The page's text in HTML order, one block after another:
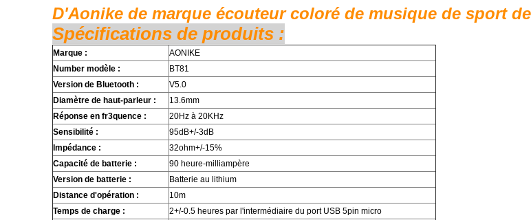
D'Aonike de marque écouteur coloré de musique de sport
Spécifications de produits :
Marque :
AONIKE
Number modèle :
BT81
Version de Bluetooth :
V5.0
Diamètre de haut-parleur :
13.6mm
Réponse en fr3quence :
20Hz à 20KHz
Sensibilité :
95dB+/-3dB
Impédance :
32ohm+/-15%
Capacité de batterie :
90 heure-milliampère
Version de batterie :
Batterie au lithium
Distance d'opération :
10m
Temps de charge :
2+/-0.5 heures par l'intermédiaire du port USB 5pin micro